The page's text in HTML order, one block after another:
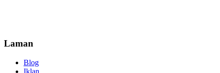
Laman
Blog
Iklan